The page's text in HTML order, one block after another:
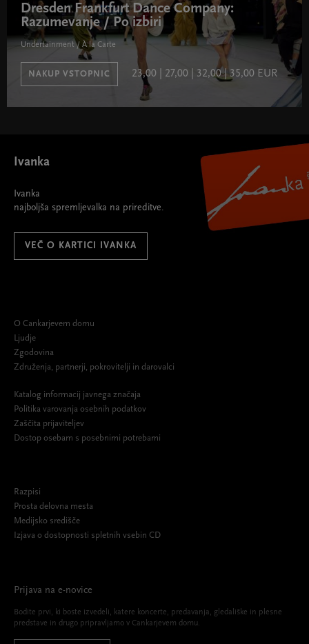
Dresden Frankfurt Dance Company:
Razumevanje / Po izbiri
Undertainment / À la Carte
NAKUP VSTOPNIC 23,00 | 27,00 | 32,00 | 35,00 EUR
Ivanka
Ivanka
najboljša spremljevalka na prireditve.
VEČ O KARTICI IVANKA
O Cankarjevem domu
Ljudje
Zgodovina
Združenja, partnerji, pokrovitelji in darovalci
Katalog informacij javnega značaja
Politika varovanja osebnih podatkov
Zaščita prijaviteljev
Dostop osebam s posebnimi potrebami
Razpisi
Prosta delovna mesta
Medijsko središče
Izjava o dostopnosti spletnih vsebin CD
Prijava na e-novice
Bodite prvi, ki boste izvedeli, katere koncerte, predavanja, gledališke in plesne
predstave in drugo pripravljamo v Cankarjevem domu.